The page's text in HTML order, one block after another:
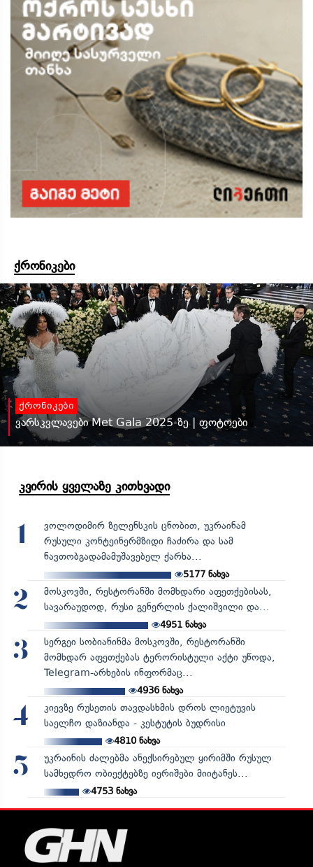
ქრონიკები
ქრონიკები
ვარსკვლავები Met Gala 2025-ზე | ფოტოები
კვირის ყველაზე კითხვადი
1
ვოლოდიმირ ზელენსკის ცნობით, უკრაინამ
რუსული კონტეინერმზიდი ჩაძირა და სამ
ნავთობგადამამუშავებელ ქარხა...
5177 ნახვა
2
მოსკოვში, რესტორანში მომხდარი აფეთქებისას,
სავარაუდოდ, რუსი გენერლის ქალიშვილი და...
4951ნახვა
3
სერგეი სობიანინმა მოსკოვში, რესტორანში
მომხდარ აფეთქებას ტერორისტული აქტი უწოდა,
Telegram-არხების ინფორმაც...
4936ნახვა
4
კიევზე რუსეთის თავდასხმის დროს ლიეტუვის
საელჩო დაზიანდა - კესტუტის ბუდრისი
4810ნახვა
5
უკრაინის ძალებმა ანექსირებულ ყირიმში რუსულ
სამხედრო ობიექტებზე იერიშები მიიტანეს...
4753ნახვა